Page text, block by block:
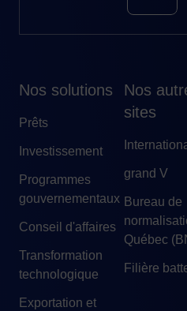
Nos solutions
Prêts
Investissement
Programmes
gouvernementaux
Conseil d'affaires
Transformation
technologique
Exportation et
Nos
sites
grand V
Bureau de
Québec
Filière